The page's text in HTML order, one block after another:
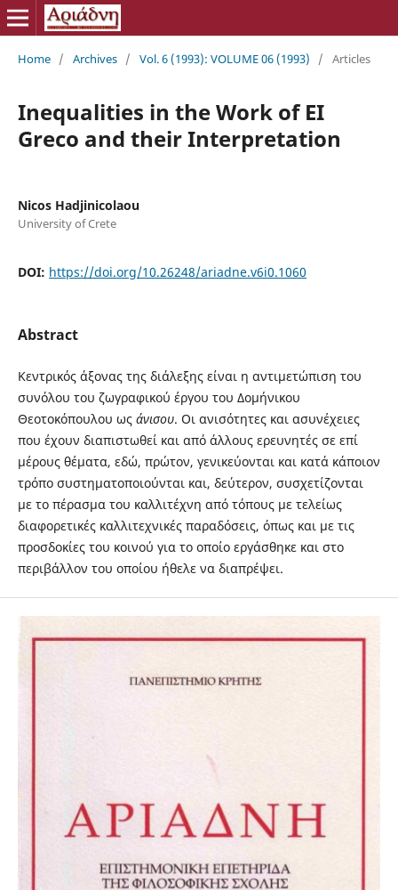
Home / Archives / Vol. 6 (1993): VOLUME 06 (1993) / Articles
Inequalities in the Work of ΕΙ
Greco and their Interpretation
Nicos Hadjinicolaou
University of Crete
DOI: https://doi.org/10.26248/ariadne.v6i0.1060
Abstract
Κεντρικός άξονας της διάλεξης είναι η αντιμετώπιση του
συνόλου του ζωγραφικού έργου του Δομήνικου
Θεοτοκόπουλου ως άνισου. Οι ανισότητες και ασυνέχειες
που έχουν διαπιστωθεί και από άλλους ερευνητές σε επί
μέρους θέματα, εδώ, πρώτον, γενικεύονται και κατά κάποιον
τρόπο συστηματοποιούνται και, δεύτερον, συσχετίζονται
με το πέρασμα του καλλιτέχνη από τόπους με τελείως
διαφορετικές καλλιτεχνικές παραδόσεις, όπως και με τις
προσδοκίες του κοινού για το οποίο εργάσθηκε και στο
περιβάλλον του οποίου ήθελε να διαπρέψει.